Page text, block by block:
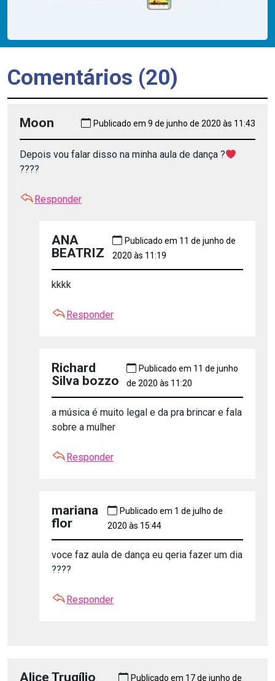
Comentários (20)
Moon Publicado em 9 de junho de 2020 às 11:43
Depois vou falar disso na minha aula de dança ?
????
Responder
ANA
BEATRIZ
Publicado em 11 de junho de
2020 às 11:19
kkkk
Responder
Richard
Silva bozzo
Publicado em 11 de junho
de 2020 às 11:20
a música é muito legal e da pra brincar e fala
sobre a mulher
Responder
mariana
flor
Publicado em 1 de julho de
2020 às 15:44
voce faz aula de dança eu qeria fazer um dia
????
Responder
Alice Trugílio Publicado em 17 de junho de